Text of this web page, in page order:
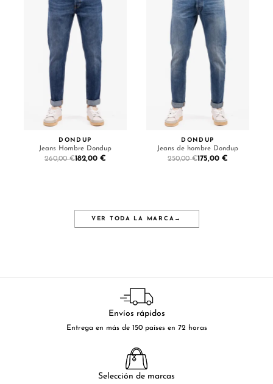
DONDUP
Jeans Hombre Dondup
260,00 €182,00 €
DONDUP
Jeans de hombre Dondup
250,00 €175,00 €
VER TODA LA MARCA →
Envíos rápidos
Entrega en más de 150 países en 72 horas
Selección de marcas